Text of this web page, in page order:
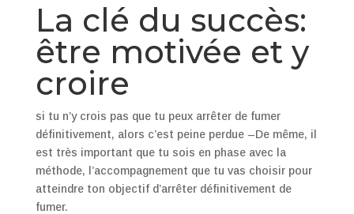
La clé du succès:
être motivée et y
croire
si tu n’y crois pas que tu peux arrêter de fumer
définitivement, alors c’est peine perdue –De même, il
est très important que tu sois en phase avec la
méthode, l’accompagnement que tu vas choisir pour
atteindre ton objectif d’arrêter définitivement de
fumer.